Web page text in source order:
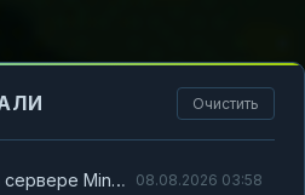
Очистить
Как включить полёт на сервере Minecraft и не сгореть в попытках 08.08.2026 03:58